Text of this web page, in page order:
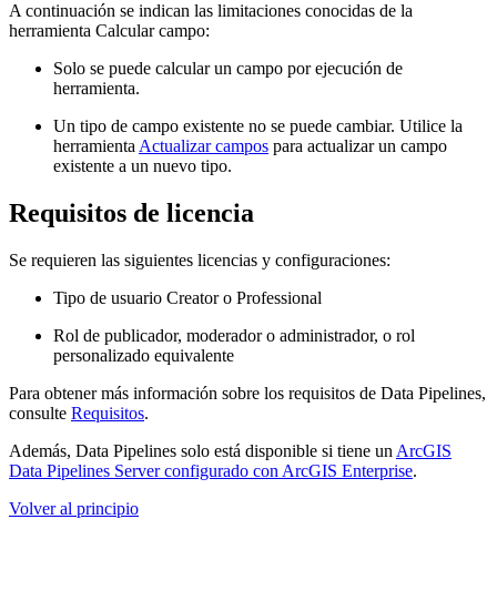
A continuación se indican las limitaciones conocidas de la
herramienta Calcular campo:
Solo se puede calcular un campo por ejecución de
herramienta.
Un tipo de campo existente no se puede cambiar. Utilice la
herramienta Actualizar campos para actualizar un campo
existente a un nuevo tipo.
Requisitos de licencia
Se requieren las siguientes licencias y configuraciones:
Tipo de usuario Creator o Professional
Rol de publicador, moderador o administrador, o rol
personalizado equivalente
Para obtener más información sobre los requisitos de Data Pipelines,
consulte Requisitos.
Además, Data Pipelines solo está disponible si tiene un ArcGIS
Data Pipelines Server configurado con ArcGIS Enterprise.
Volver al principio